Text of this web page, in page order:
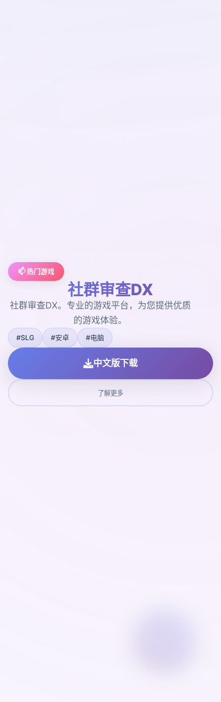
📫 热门游戏
社群审查DX
社群审查DX。专业的游戏平台，为您提供优质
的游戏体验。
#SLG #安卓 #电脑
中文版下载
了解更多